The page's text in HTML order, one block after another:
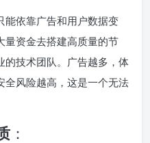
能依靠广告和用户数据变
量资金去搭建高质量的节
的技术团队。广告越多，体
全风险越高，这是一个无法
：